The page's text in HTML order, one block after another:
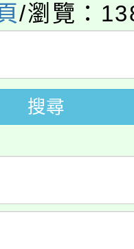
內行報名
，桃園電
運動會8/
池舉行。
入戶享有免
低收入戶
情可洽有
及科技中
習及科技中
案入校路
/瀏覽：
搜尋